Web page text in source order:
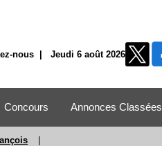
nous | Jeudi 6 août 2026
Concours Annonces Classées